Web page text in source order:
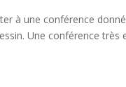
à une conférence
Une conférence